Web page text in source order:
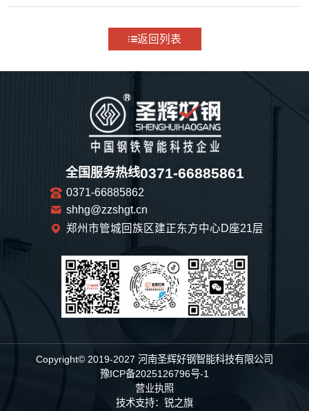
返回列表
全国服务热线0371-66885861
0371-66885862
shhg@zzshgt.cn
郑州市管城回族区建正东方中心D座21层
Copyright© 2019-2027 河南圣辉好钢智能科技有限公司
豫ICP备2025126796号-1
营业执照
技术支持： 锐之旗